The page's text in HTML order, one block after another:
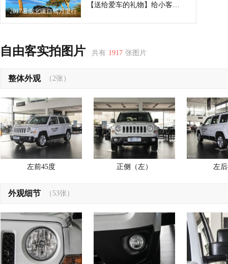
2017暑假北疆自驾万里行
【送给爱车的礼物】给小客增加肺活量-安装电子涡轮
自由客实拍图片 共有 1917 张图片
整体外观 （2张）
左前45度 正侧（左） 左
外观细节 （53张）